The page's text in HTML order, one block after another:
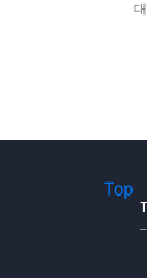
Top